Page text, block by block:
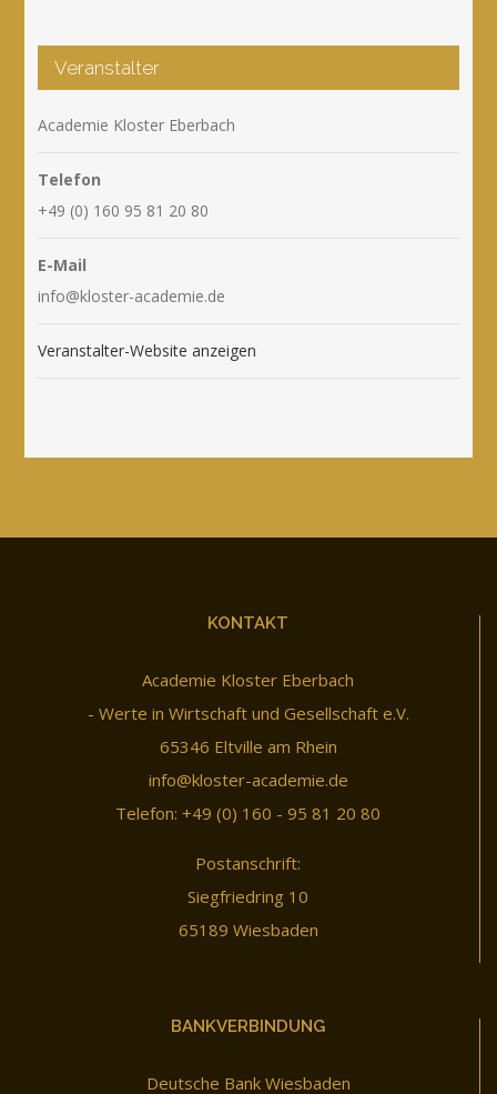
Veranstalter
Academie Kloster Eberbach
Telefon
+49 (0) 160 95 81 20 80
E-Mail
info@kloster-academie.de
Veranstalter-Website anzeigen
KONTAKT
Academie Kloster Eberbach
- Werte in Wirtschaft und Gesellschaft e.V.
65346 Eltville am Rhein
info@kloster-academie.de
Telefon: +49 (0) 160 - 95 81 20 80
Postanschrift:
Siegfriedring 10
65189 Wiesbaden
BANKVERBINDUNG
Deutsche Bank Wiesbaden